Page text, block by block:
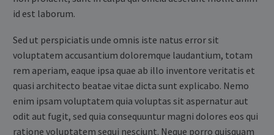
id est laborum.
Sed ut perspiciatis unde omnis iste natus error sit
voluptatem accusantium doloremque laudantium, totam
rem aperiam, eaque ipsa quae ab illo inventore veritatis et
quasi architecto beatae vitae dicta sunt explicabo. Nemo
enim ipsam voluptatem quia voluptas sit aspernatur aut
odit aut fugit, sed quia consequuntur magni dolores eos qui
ratione voluptatem sequi nesciunt. Neque porro quisquam